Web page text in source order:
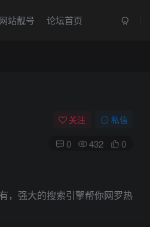
网站靓号 论坛首页
关注 私信
0 432 0
，强大的搜索引擎帮你网罗热